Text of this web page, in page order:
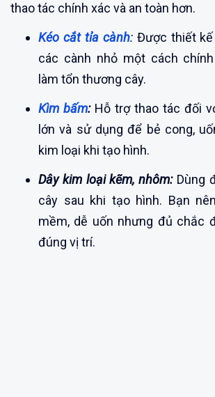
thao tác chính xác và an toàn hơn.
Kéo cắt tỉa cành:Được thiết
các cành nhỏ một cách
làm tổn thương cây.
Kìm bấm:Hỗ trợ thao tác đối
lớn và sử dụng để bẻ cong,
kim loại khi tạo hình.
Dây kim loại kẽm, nhôm: Dùng
cây sau khi tạo hình. Bạn
mềm, dễ uốn nhưng đủ chắc
đúng vị trí.